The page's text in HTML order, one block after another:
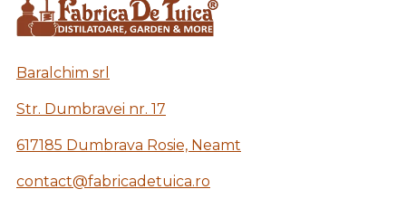
Baralchim srl
Str. Dumbravei nr. 17
617185 Dumbrava Rosie, Neamt
contact@fabricadetuica.ro